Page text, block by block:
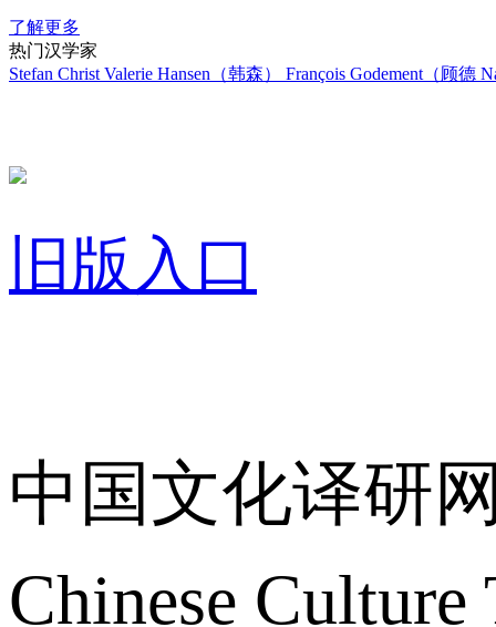
了解更多
热门汉学家
Stefan Christ Valerie Hansen（韩森） François Godement（顾德
旧版入口
中国文化译研
Chinese